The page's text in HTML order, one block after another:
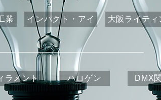
業 インパクト・アイ
大阪ライティ
ラメント ハロゲン
DMX